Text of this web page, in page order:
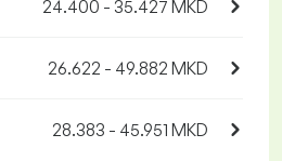
24.400 - 35.427 MKD
26.622 - 49.882 MKD
28.383 - 45.951 MKD